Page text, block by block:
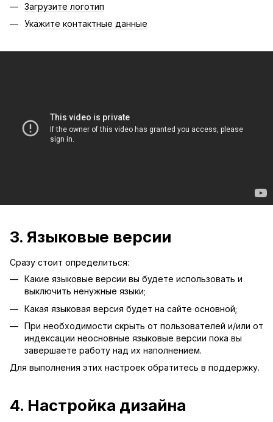
Загрузите логотип
Укажите контактные данные
3. Языковые версии
Сразу стоит определиться:
Какие языковые версии вы будете использовать и
выключить ненужные языки;
Какая языковая версия будет на сайте основной;
При необходимости скрыть от пользователей и/или от
индексации неосновные языковые версии пока вы
завершаете работу над их наполнением.
Для выполнения этих настроек обратитесь в поддержку.
4. Настройка дизайна